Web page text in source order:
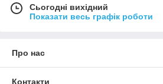
Сьогодні вихідний
Показати весь графік роботи
Про нас
Контакти